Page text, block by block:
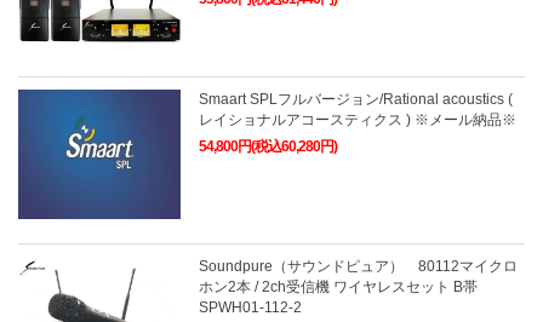
Smaart SPLフルバージョン/Rational acoustics (
レイショナルアコースティクス ) ※メール納品※
54,800円(税込60,280円)
Soundpure（サウンドピュア） 80112マイクロ
ホン2本 / 2ch受信機 ワイヤレスセット B帯
SPWH01-112-2